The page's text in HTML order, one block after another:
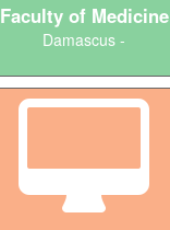
Faculty of Medicine
Damascus -